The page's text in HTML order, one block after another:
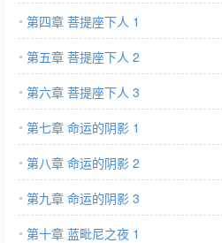
第四章 菩提座下人 1
第五章 菩提座下人 2
第六章 菩提座下人 3
第七章 命运的阴影 1
第八章 命运的阴影 2
第九章 命运的阴影 3
第十章 蓝毗尼之夜 1